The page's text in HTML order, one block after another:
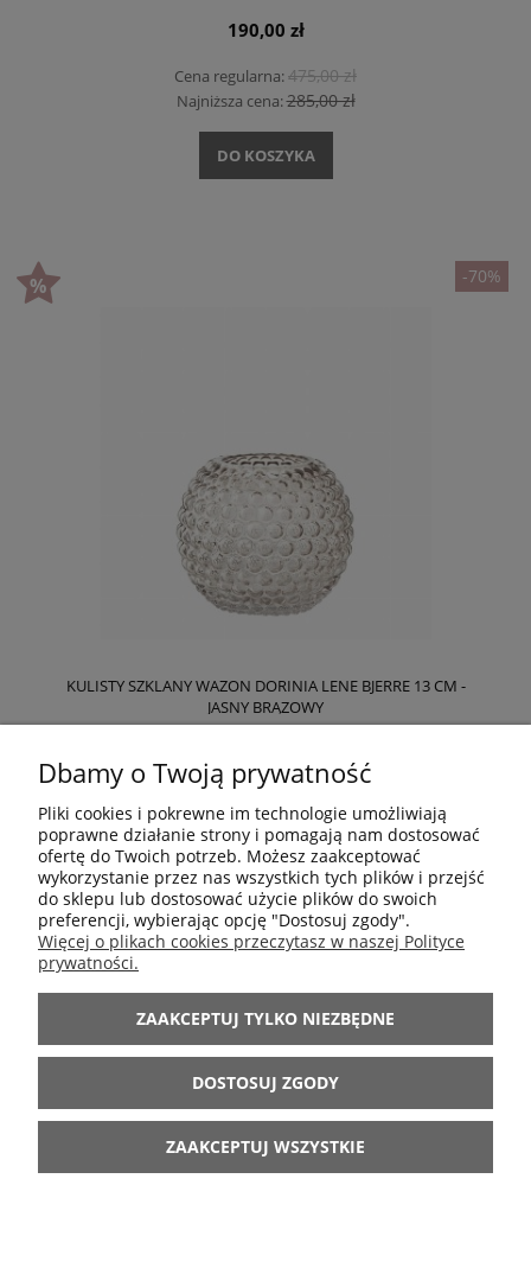
190,00 zł
Cena regularna:475,00 zł
Najniższa cena:285,00 zł
DO KOSZYKA
KULISTY SZKLANY WAZON DORINIA LENE BJERRE 13 CM -
JASNY BRĄZOWY
Cena regularna:95,00 zł
Najniższa cena:47,50 zł
DO KOSZYKA
-70%
Dbamy o Twoją prywatność
Pliki cookies i pokrewne im technologie umożliwiają
poprawne działanie strony i pomagają nam dostosować
ofertę do Twoich potrzeb. Możesz zaakceptować
wykorzystanie przez nas wszystkich tych plików i przejść
do sklepu lub dostosować użycie plików do swoich
preferencji, wybierając opcję "Dostosuj zgody".
Więcej o plikach cookies przeczytasz w naszej Polityce
prywatności.
ZAAKCEPTUJ TYLKO NIEZBĘDNE
DOSTOSUJ ZGODY
ZAAKCEPTUJ WSZYSTKIE